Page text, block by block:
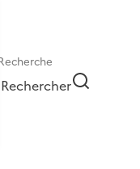
Rechercher